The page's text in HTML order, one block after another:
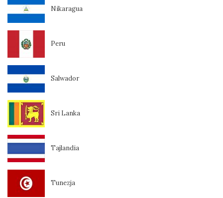
Nikaragua
Peru
Salwador
Sri Lanka
Tajlandia
Tunezja